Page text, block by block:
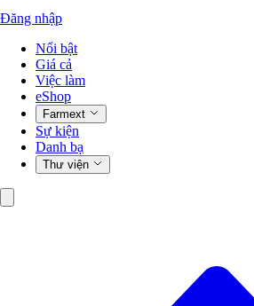
Đăng nhập
Nổi bật
Giá cả
Việc làm
eShop
Farmext
Sự kiện
Danh bạ
Thư viện